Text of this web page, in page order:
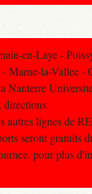
en-Laye -
Marne-la-Vallee -
Nanterre
directions.
autres lignes de
seront gratuits
pour plus